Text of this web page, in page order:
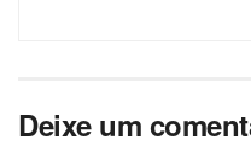
Deixe um